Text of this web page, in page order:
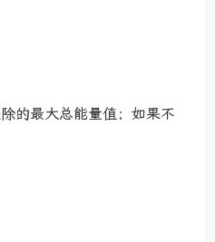
的最大总能量值；如果不